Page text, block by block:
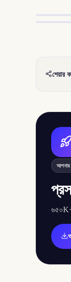
শেয়ার
আপনার
৬৫০K+